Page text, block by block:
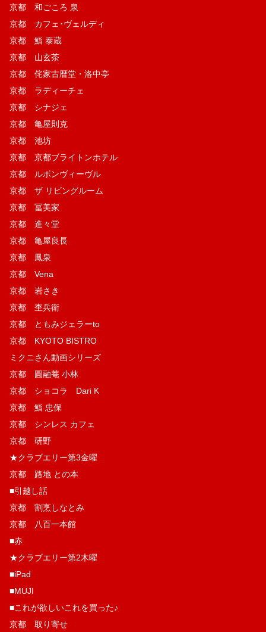
京都 和ごころ 泉
京都 カフェ･ヴェルディ
京都 鮨 泰蔵
京都 山玄茶
京都 侘家古暦堂・洛中亭
京都 ラディーチェ
京都 シナジェ
京都 亀屋則克
京都 池坊
京都 京都ブライトンホテル
京都 ルボンヴィーヴル
京都 ザ リビングルーム
京都 冨美家
京都 進々堂
京都 亀屋良長
京都 鳳泉
京都 Vena
京都 岩さき
京都 杢兵衛
京都 ともみジェラーto
京都 KYOTO BISTRO
ミクニさん動画シリーズ
京都 圓融菴 小林
京都 ショコラ Dari K
京都 鮨 忠保
京都 シンレス カフェ
京都 研野
★クラブエリー第3金曜
京都 路地 との本
■引越し話
京都 割烹しなとみ
京都 八百一本館
■赤
★クラブエリー第2木曜
■iPad
■MUJI
■これが欲しいこれを買った♪
京都 取り寄せ